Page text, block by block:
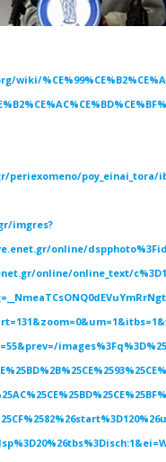
periexomeno/poy_einai_tora/
imgres?
online/
online/online_text/